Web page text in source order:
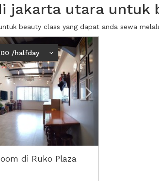
jakarta utara untuk
beauty class yang dapat anda sewa
Next2
/halfday
di Ruko Plaza